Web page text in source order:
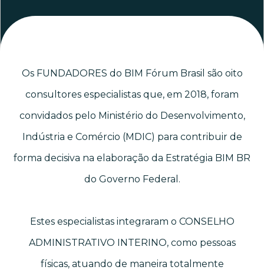
Os FUNDADORES do BIM Fórum Brasil são oito
consultores especialistas que, em 2018, foram
convidados pelo Ministério do Desenvolvimento,
Indústria e Comércio (MDIC) para contribuir de
forma decisiva na elaboração da Estratégia BIM BR
do Governo Federal.
Estes especialistas integraram o CONSELHO
ADMINISTRATIVO INTERINO, como pessoas
físicas, atuando de maneira totalmente